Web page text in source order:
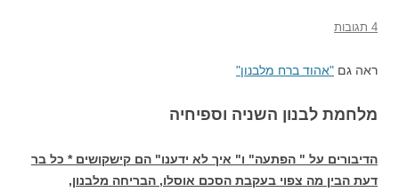
4 תגובות
ראה גם "אהוד ברח מלבנון"
מלחמת לבנון השניה וספיחיה
הדיבורים על " הפתעה" ו" איך לא ידענו" הם קישקושים * כל בר
דעת הבין מה צפוי בעקבת הסכם אוסלו, הבריחה מלבנון,